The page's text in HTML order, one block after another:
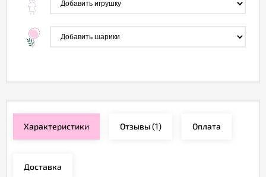
Характеристики Отзывы(1) Оплата
Доставка